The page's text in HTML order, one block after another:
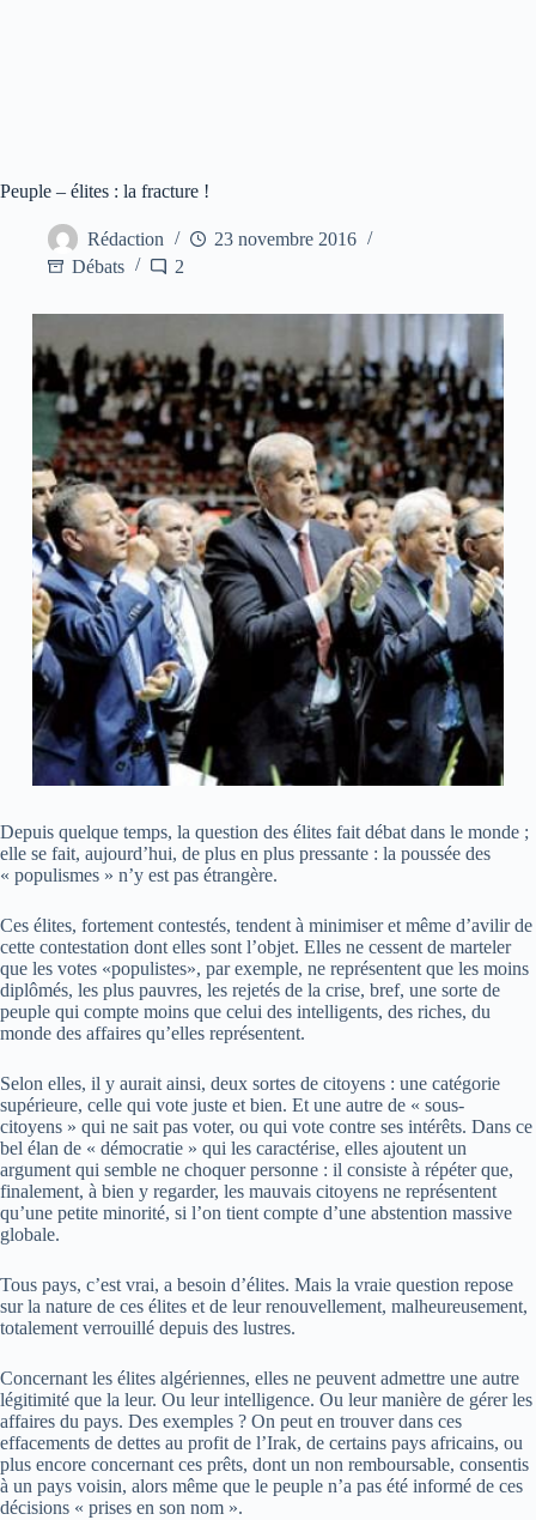
Peuple – élites : la fracture !
Rédaction
23 novembre 2016
Débats
2
Depuis quelque temps, la question des élites fait débat dans le monde ;
elle se fait, aujourd’hui, de plus en plus pressante : la poussée des
« populismes » n’y est pas étrangère.
Ces élites, fortement contestés, tendent à minimiser et même d’avilir de
cette contestation dont elles sont l’objet. Elles ne cessent de marteler
que les votes «populistes», par exemple, ne représentent que les moins
diplômés, les plus pauvres, les rejetés de la crise, bref, une sorte de
peuple qui compte moins que celui des intelligents, des riches, du
monde des affaires qu’elles représentent.
Selon elles, il y aurait ainsi, deux sortes de citoyens : une catégorie
supérieure, celle qui vote juste et bien. Et une autre de « sous-
citoyens » qui ne sait pas voter, ou qui vote contre ses intérêts. Dans ce
bel élan de « démocratie » qui les caractérise, elles ajoutent un
argument qui semble ne choquer personne : il consiste à répéter que,
finalement, à bien y regarder, les mauvais citoyens ne représentent
qu’une petite minorité, si l’on tient compte d’une abstention massive
globale.
Tous pays, c’est vrai, a besoin d’élites. Mais la vraie question repose
sur la nature de ces élites et de leur renouvellement, malheureusement,
totalement verrouillé depuis des lustres.
Concernant les élites algériennes, elles ne peuvent admettre une autre
légitimité que la leur. Ou leur intelligence. Ou leur manière de gérer les
affaires du pays. Des exemples ? On peut en trouver dans ces
effacements de dettes au profit de l’Irak, de certains pays africains, ou
plus encore concernant ces prêts, dont un non remboursable, consentis
à un pays voisin, alors même que le peuple n’a pas été informé de ces
décisions « prises en son nom ».